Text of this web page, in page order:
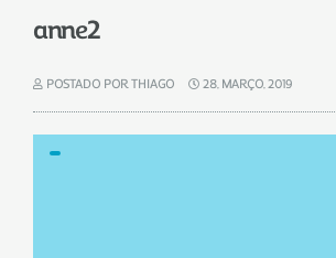
anne2
POSTADO POR THIAGO 28, MARÇO, 2019